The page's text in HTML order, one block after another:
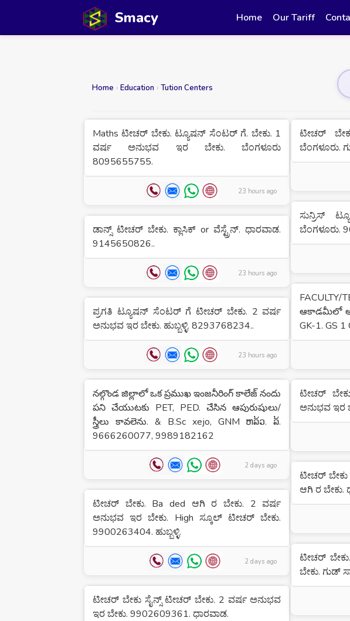
Smacy Home Our Tariff
Home › Education › Tution Centers
Maths ಟೀಚರ್ ಬೇಕು. ಟ್ಯೂಷನ್ ಸೆಂಟರ್ ಗೆ. ಬೇಕು. 1
ವರ್ಷ ಅನುಭವ ಇರ ಬೇಕು. ಬೆಂಗಳೂರು
8095655755.
23 hours ago
ಡಾನ್ಸ್ ಟೀಚರ್ ಬೇಕು. ಕ್ಲಾಸಿಕ್ or ವೆಸ್ಟ್ರೆನ್. ಧಾರವಾಡ.
9145650826..
23 hours ago
ಪ್ರಗತಿ ಟ್ಯೂಷನ್ ಸೆಂಟರ್ ಗೆ ಟೀಚರ್ ಬೇಕು. 2 ವರ್ಷ
ಅನುಭವ ಇರ ಬೇಕು. ಹುಬ್ಬಳ್ಳಿ. 8293768234..
23 hours ago
నల్గొండ జిల్లాలో ఒక ప్రముఖ ఇంజనీరింగ్ కాలేజ్ నందు
పని చేయుటకు PET, PED. చేసిన ఆపురుషులు/
స్త్రీలు కావలెను. & B.Sc xejo, GNM ຫລ້ວ. ລ້.
9666260077, 9989182162
2 days ago
ಟೀಚರ್ ಬೇಕು. Ba ded ಆಗಿ ರ ಬೇಕು. 2 ವರ್ಷ
ಅನುಭವ ಇರ ಬೇಕು. High ಸ್ಕೂಲ್ ಟೀಚರ್ ಬೇಕು.
9900263404. ಹುಬ್ಬಳ್ಳಿ.
2 days ago
ಟೀಚರ್ ಬೇಕು ಸೈನ್ಸ್ ಟೀಚರ್ ಬೇಕು. 2 ವರ್ಷ ಅನುಭವ
ಇರ ಬೇಕು. 9902609361. ಧಾರವಾಡ.
ಟೀಚರ್
ಬೆಂಗಳೂರು.
ಸುನ್ರಿಸ್
ಬೆಂಗಳೂರು.
ఆకాడమీలో
GK-1. GS
ಟೀಚರ್
ಅನುಭವ ಇರ
ಟೀಚರ್
ಆಗಿ ರ ಬೇಕು.
ಟೀಚರ್
ಬೇಕು. ಗುಡ್